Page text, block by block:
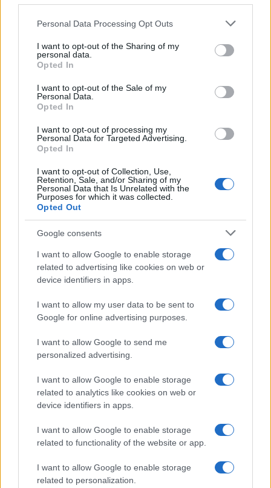
Please note that this website/app uses one or more Google
not limited to your visit or usage behaviour. You may click to
grant or deny consent to Google and its third-party tags to
use your data for below specified purposes in below Google
consent section.
Personal Data Processing Opt Outs
I want to opt-out of the Sharing of my
personal data.
Opted In
I want to opt-out of the Sale of my
Personal Data.
Opted In
I want to opt-out of processing my
Personal Data for Targeted Advertising.
Opted In
I want to opt-out of Collection, Use,
Retention, Sale, and/or Sharing of my
Personal Data that Is Unrelated with the
Purposes for which it was collected.
Opted Out
Google consents
I want to allow Google to enable storage
related to advertising like cookies on web or
device identifiers in apps.
I want to allow my user data to be sent to
Google for online advertising purposes.
I want to allow Google to send me
personalized advertising.
I want to allow Google to enable storage
related to analytics like cookies on web or
device identifiers in apps.
I want to allow Google to enable storage
related to functionality of the website or app.
I want to allow Google to enable storage
related to personalization.
Inviaci le tue segnalazioni,
Su WhatsApp al numero +39
Ricevi le nostre ultime news
daGoogle News
Condividi l'articolo
F
a
ce
b
o
o
k
T
w
it
te
r
Pi
n
te
re
st
h
at
s
A
p
p
h
re
Articolo precedente
NOTIZIE RECENTI
Incendio nella notte a Olbia, a fuoco due furgoni
A fuoco un deposito con bombole, intervento dei
vigili del fuoco a Rudalza